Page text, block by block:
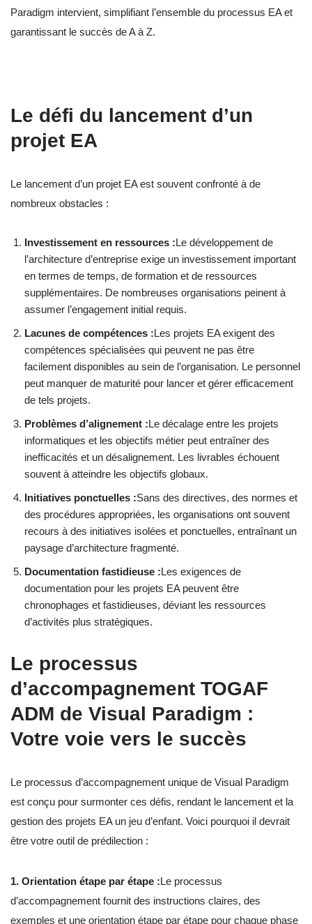
Paradigm intervient, simplifiant l’ensemble du processus EA et
garantissant le succès de A à Z.
Le défi du lancement d’un
projet EA
Le lancement d’un projet EA est souvent confronté à de
nombreux obstacles :
Investissement en ressources :Le développement de
l’architecture d’entreprise exige un investissement important
en termes de temps, de formation et de ressources
supplémentaires. De nombreuses organisations peinent à
assumer l’engagement initial requis.
Lacunes de compétences :Les projets EA exigent des
compétences spécialisées qui peuvent ne pas être
facilement disponibles au sein de l’organisation. Le personnel
peut manquer de maturité pour lancer et gérer efficacement
de tels projets.
Problèmes d’alignement :Le décalage entre les projets
informatiques et les objectifs métier peut entraîner des
inefficacités et un désalignement. Les livrables échouent
souvent à atteindre les objectifs globaux.
Initiatives ponctuelles :Sans des directives, des normes et
des procédures appropriées, les organisations ont souvent
recours à des initiatives isolées et ponctuelles, entraînant un
paysage d’architecture fragmenté.
Documentation fastidieuse :Les exigences de
documentation pour les projets EA peuvent être
chronophages et fastidieuses, déviant les ressources
d’activités plus stratégiques.
Le processus
d’accompagnement TOGAF
ADM de Visual Paradigm :
Votre voie vers le succès
Le processus d’accompagnement unique de Visual Paradigm
est conçu pour surmonter ces défis, rendant le lancement et la
gestion des projets EA un jeu d’enfant. Voici pourquoi il devrait
être votre outil de prédilection :
1. Orientation étape par étape :Le processus
d’accompagnement fournit des instructions claires, des
exemples et une orientation étape par étape pour chaque phase